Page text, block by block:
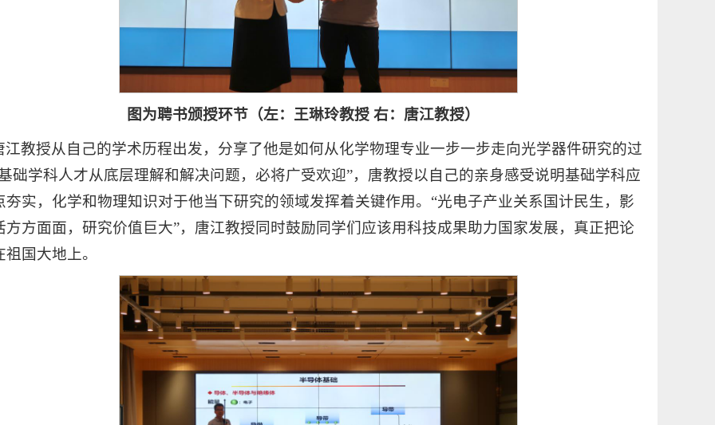
图为聘书颁授环节（左：王琳玲教授 右：唐江教授）
江教授从自己的学术历程出发，分享了他是如何从化学物理专业一步一步走向光学器件研究的过
础学科人才从底层理解和解决问题，必将广受欢迎”，唐教授以自己的亲身感受说明基础学科应
夯实，化学和物理知识对于他当下研究的领域发挥着关键作用。“光电子产业关系国计民生，影
方方面面，研究价值巨大”，唐江教授同时鼓励同学们应该用科技成果助力国家发展，真正把论
祖国大地上。